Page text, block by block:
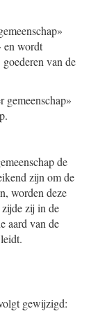
en wordt
van de
de
zijn om de
worden deze
zij in de
aard van de
gewijzigd: